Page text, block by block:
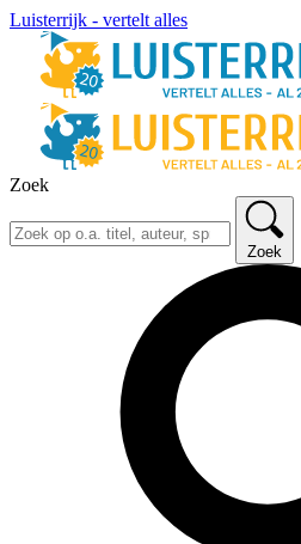
Luisterrijk - vertelt alles
Zoek
Zoek